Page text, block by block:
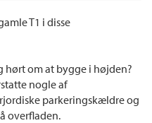
T1 i disse
hørt om at bygge i højden?
nogle af
parkeringskældre og
overfladen.